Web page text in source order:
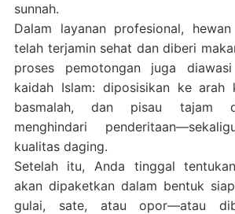
sunnah.
Dalam layanan profesional,
telah terjamin sehat dan diberi
proses pemotongan juga
kaidah Islam: diposisikan ke arah
basmalah, dan pisau tajam
menghindari
kualitas daging.
Setelah itu, Anda tinggal
akan dipaketkan dalam bentuk
gulai, sate, atau opor—atau